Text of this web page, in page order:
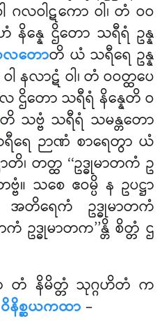
ါ ဂလဝါဋကော ဝါ၊ တံ ဝဝ
နိန္နေ ဌိတော သရီရံ ဥန္န
တောတိ ယံ သရီရေ ဥန္န
ါ နလာဋံ ဝါ၊ တံ ဝဝတ္ထပေ
ဌိတော သရီရံ နိန္နေတိ ဝ
တိ သဗ္ဗံ သရီရံ သမန္တတော
ရေ ဉာဏံ စာရေတွာ ယံ
၊ တတ္ထ ‘‘ဥဒ္ဓုမာတကံ ဥ
ဗံ။ သစေ ဧဝမ္ပိ န ဥပဋ္ဌာ
အတိရေကံ ဥဒ္ဓုမာတကံ
ဥဒ္ဓုမာတက’’န္တိ စိတ္တံ ဌ
ာ တံ နိမိတ္တံ သုဂ္ဂဟိတံ က
ဝိနိစ္ဆယကထာ–